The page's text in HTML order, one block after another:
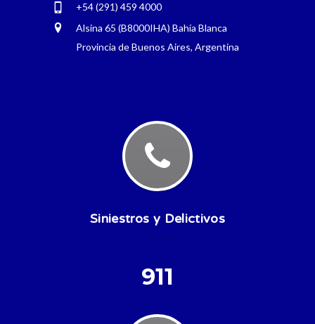
+54 (291) 459 4000
Alsina 65 (B8000IHA) Bahía Blanca
Provincia de Buenos Aires, Argentina
Siniestros y Delictivos
911